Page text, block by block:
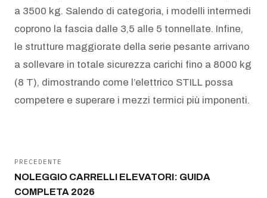
a 3500 kg. Salendo di categoria, i modelli intermedi
coprono la fascia dalle 3,5 alle 5 tonnellate. Infine,
le strutture maggiorate della serie pesante arrivano
a sollevare in totale sicurezza carichi fino a 8000 kg
(8 T), dimostrando come l’elettrico STILL possa
competere e superare i mezzi termici più imponenti.
PRECEDENTE
NOLEGGIO CARRELLI ELEVATORI: GUIDA
COMPLETA 2026